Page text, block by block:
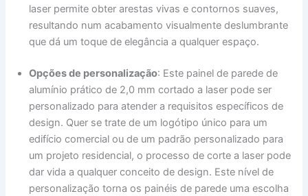
laser permite obter arestas vivas e contornos suaves,
resultando num acabamento visualmente deslumbrante
que dá um toque de elegância a qualquer espaço.
Opções de personalização: Este painel de parede de
alumínio prático de 2,0 mm cortado a laser pode ser
personalizado para atender a requisitos específicos de
design. Quer se trate de um logótipo único para um
edifício comercial ou de um padrão personalizado para
um projeto residencial, o processo de corte a laser pode
dar vida a qualquer conceito de design. Este nível de
personalização torna os painéis de parede uma escolha